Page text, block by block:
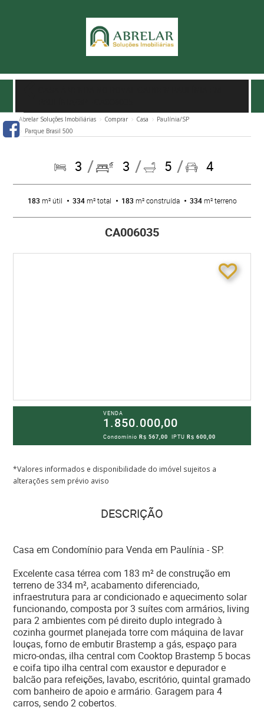
Abrelar Soluções Imobiliárias Comprar Casa
Paulínia/SP
Parque Brasil 500
3 3 5 4
183 m² útil 334m² total 183 m² construída 334m² terreno
CA006035
VENDA
1.850.000,00
CondomínioR$ 567,00 IPTUR$ 600,00
*Valores informados e disponibilidade do imóvel sujeitos a
alterações sem prévio aviso
DESCRIÇÃO
Casa em Condomínio para Venda em Paulínia - SP.
Excelente casa térrea com 183 m² de construção em
terreno de 334 m², acabamento diferenciado,
infraestrutura para ar condicionado e aquecimento solar
funcionando, composta por 3 suítes com armários, living
para 2 ambientes com pé direito duplo integrado à
cozinha gourmet planejada torre com máquina de lavar
louças, forno de embutir Brastemp a gás, espaço para
micro-ondas, ilha central com Cooktop Brastemp 5 bocas
e coifa tipo ilha central com exaustor e depurador e
balcão para refeições, lavabo, escritório, quintal gramado
com banheiro de apoio e armário. Garagem para 4
carros, sendo 2 cobertos.